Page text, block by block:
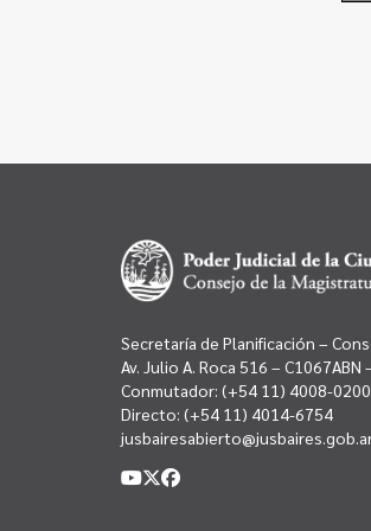
Secretaría de Planificación –
Av. Julio A. Roca 516 – C1067ABN
Conmutador: (+54 11) 4008-0200
Directo: (+54 11) 4014-6754